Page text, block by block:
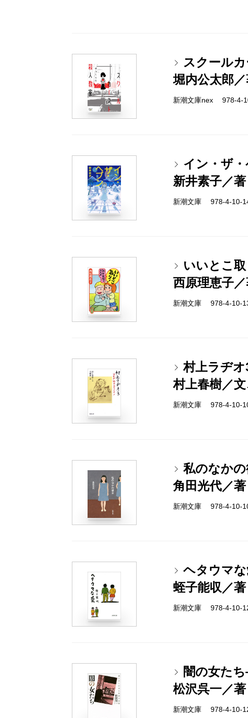
スクール
堀内公太郎
新潮文庫nex 978-
イン・ザ
新井素子／著
新潮文庫 978-4-10-
いいとこ
西原理恵子
新潮文庫 978-4-10-
村上ラヂ
村上春樹／
新潮文庫 978-4-10-
私のなか
角田光代／著
新潮文庫 978-4-10-
ヘタウマ
蛭子能収／著
新潮文庫 978-4-10-
闇の女た
松沢呉一／著
新潮文庫 978-4-10-